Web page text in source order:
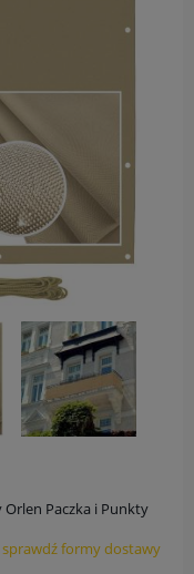
Orlen Paczka i Punkty
płatności
sprawdź formy dostawy